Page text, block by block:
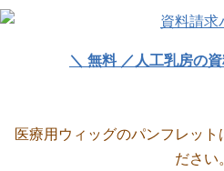
＼ 無料 ／人工乳房の
医療用ウィッグのパンフレット
ださい